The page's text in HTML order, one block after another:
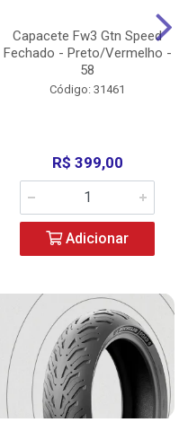
Capacete Fw3 Gtn Speed
Fechado - Preto/Vermelho -
58
Código: 31461
R$ 399,00
Adicionar